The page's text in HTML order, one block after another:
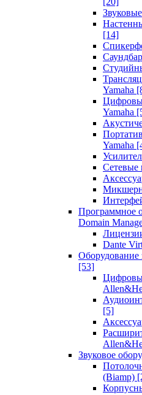
[14]
Yamaha
Yamaha
Yamaha
Сетевые
Программное
Domain
Dante
Оборудование
[53]
[5]
Звуковое
(Biamp)